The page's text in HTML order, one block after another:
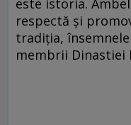
respectă şi
tradiţia,
membrii Dinastiei